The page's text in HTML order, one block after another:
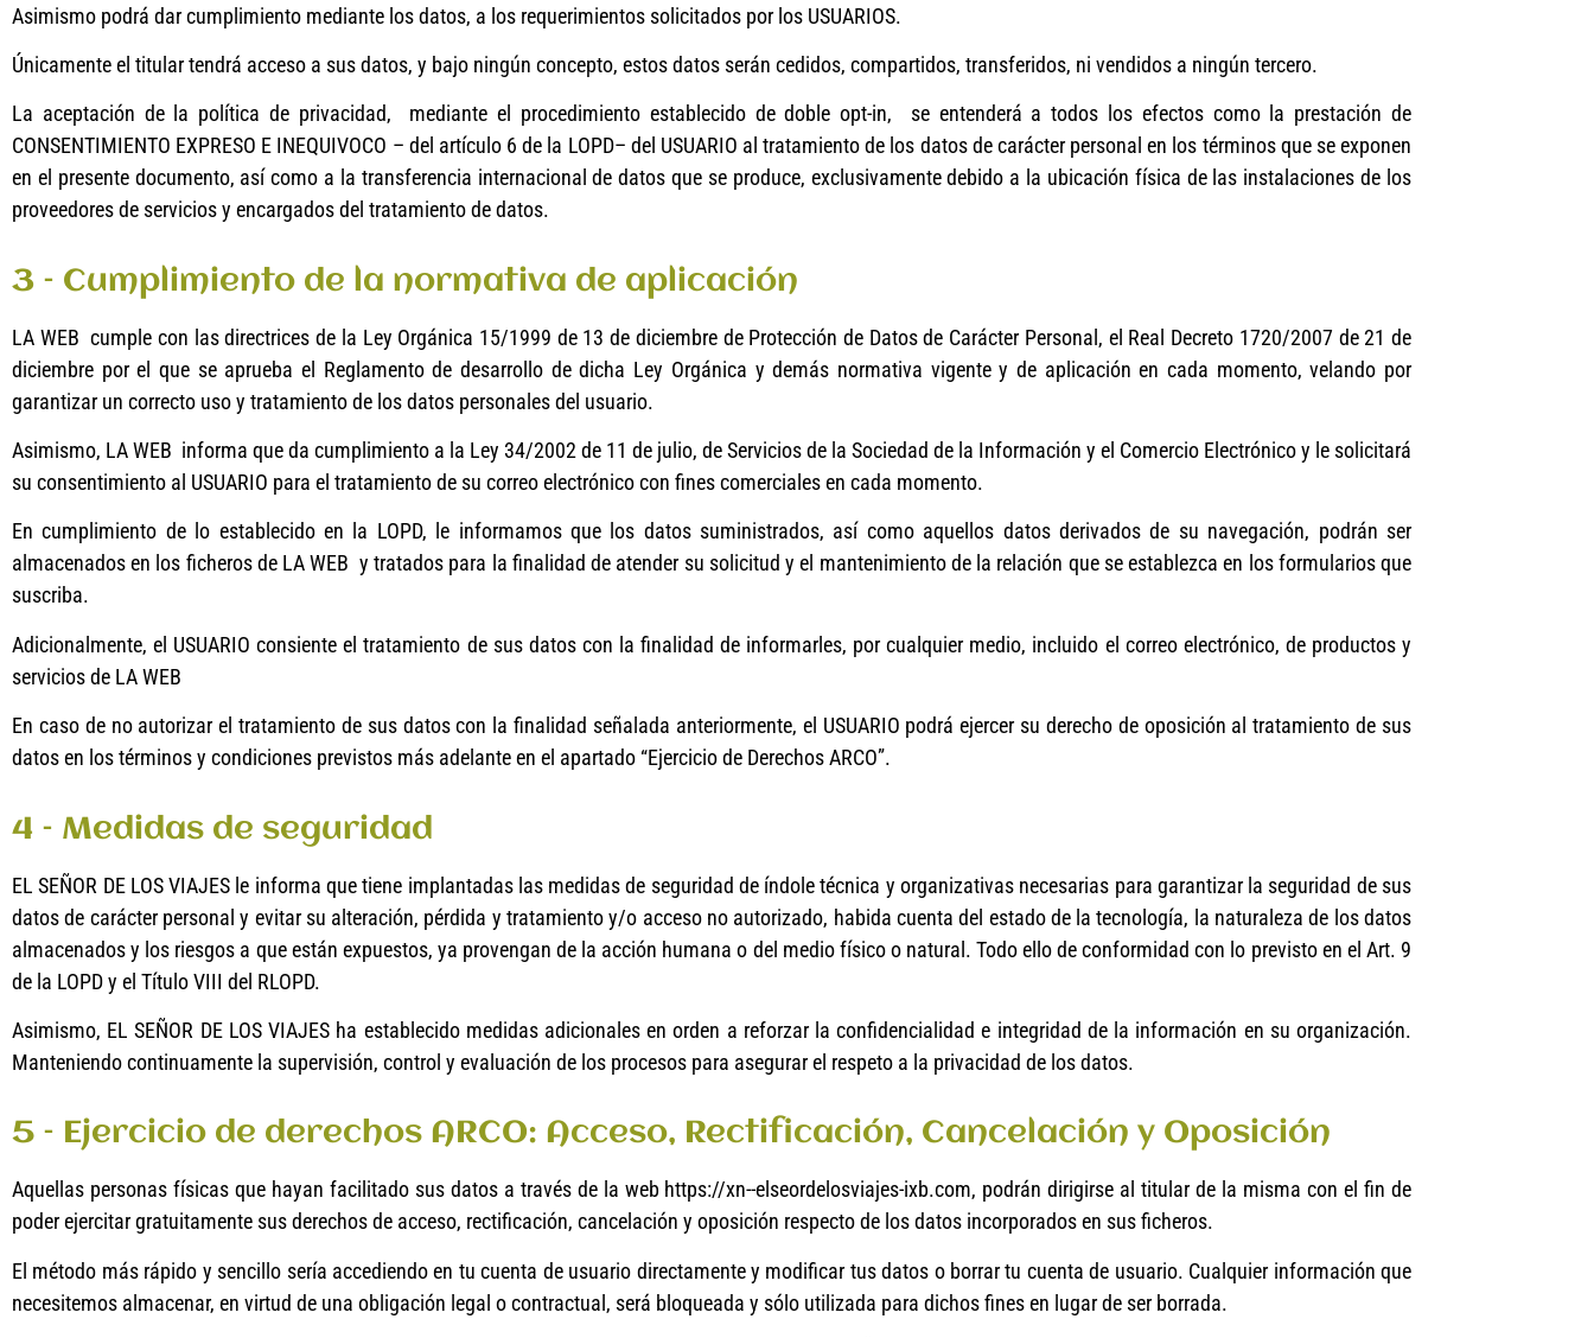
Asimismo podrá dar cumplimiento mediante los datos, a los requerimientos solicitados por los USUARIOS.
Únicamente el titular tendrá acceso a sus datos, y bajo ningún concepto, estos datos serán cedidos, compartidos, transferidos, ni vendidos a ningún tercero.
La aceptación de la política de privacidad, mediante el procedimiento establecido de doble opt-in, se entenderá a todos los efectos como la prestación de
CONSENTIMIENTO EXPRESO E INEQUIVOCO – del artículo 6 de la LOPD– del USUARIO al tratamiento de los datos de carácter personal en los términos que se exponen
en el presente documento, así como a la transferencia internacional de datos que se produce, exclusivamente debido a la ubicación física de las instalaciones de los
proveedores de servicios y encargados del tratamiento de datos.
3 – Cumplimiento de la normativa de aplicación
LA WEB cumple con las directrices de la Ley Orgánica 15/1999 de 13 de diciembre de Protección de Datos de Carácter Personal, el Real Decreto 1720/2007 de 21 de
diciembre por el que se aprueba el Reglamento de desarrollo de dicha Ley Orgánica y demás normativa vigente y de aplicación en cada momento, velando por
garantizar un correcto uso y tratamiento de los datos personales del usuario.
Asimismo, LA WEB informa que da cumplimiento a la Ley 34/2002 de 11 de julio, de Servicios de la Sociedad de la Información y el Comercio Electrónico y le solicitará
su consentimiento al USUARIO para el tratamiento de su correo electrónico con fines comerciales en cada momento.
En cumplimiento de lo establecido en la LOPD, le informamos que los datos suministrados, así como aquellos datos derivados de su navegación, podrán ser
almacenados en los ficheros de LA WEB y tratados para la finalidad de atender su solicitud y el mantenimiento de la relación que se establezca en los formularios que
suscriba.
Adicionalmente, el USUARIO consiente el tratamiento de sus datos con la finalidad de informarles, por cualquier medio, incluido el correo electrónico, de productos y
servicios de LA WEB
En caso de no autorizar el tratamiento de sus datos con la finalidad señalada anteriormente, el USUARIO podrá ejercer su derecho de oposición al tratamiento de sus
datos en los términos y condiciones previstos más adelante en el apartado “Ejercicio de Derechos ARCO”.
4 – Medidas de seguridad
EL SEÑOR DE LOS VIAJES le informa que tiene implantadas las medidas de seguridad de índole técnica y organizativas necesarias para garantizar la seguridad de sus
datos de carácter personal y evitar su alteración, pérdida y tratamiento y/o acceso no autorizado, habida cuenta del estado de la tecnología, la naturaleza de los datos
almacenados y los riesgos a que están expuestos, ya provengan de la acción humana o del medio físico o natural. Todo ello de conformidad con lo previsto en el Art. 9
de la LOPD y el Título VIII del RLOPD.
Asimismo, EL SEÑOR DE LOS VIAJES ha establecido medidas adicionales en orden a reforzar la confidencialidad e integridad de la información en su organización.
Manteniendo continuamente la supervisión, control y evaluación de los procesos para asegurar el respeto a la privacidad de los datos.
5 – Ejercicio de derechos ARCO: Acceso, Rectificación, Cancelación y Oposición
Aquellas personas físicas que hayan facilitado sus datos a través de la web https://xn--elseordelosviajes-ixb.com, podrán dirigirse al titular de la misma con el fin de
poder ejercitar gratuitamente sus derechos de acceso, rectificación, cancelación y oposición respecto de los datos incorporados en sus ficheros.
El método más rápido y sencillo sería accediendo en tu cuenta de usuario directamente y modificar tus datos o borrar tu cuenta de usuario. Cualquier información que
necesitemos almacenar, en virtud de una obligación legal o contractual, será bloqueada y sólo utilizada para dichos fines en lugar de ser borrada.